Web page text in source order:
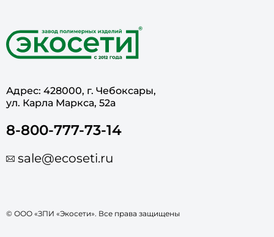
Адрес: 428000, г. Чебоксары,
ул. Карла Маркса, 52а
8-800-777-73-14
sale@ecoseti.ru
© ООО «ЗПИ «Экосети». Все права защищены